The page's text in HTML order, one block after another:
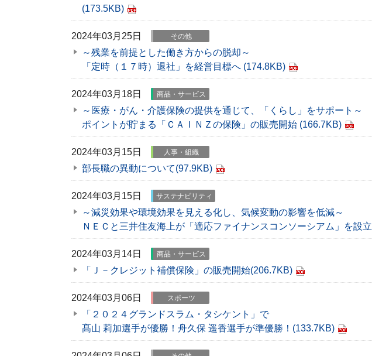
(173.5KB)
2024年03月25日 その他
～残業を前提とした働き方からの脱却～
「定時（１７時）退社」を経営目標へ (174.8KB)
2024年03月18日 商品・サービス
～医療・がん・介護保険の提供を通じて、「くらし」をサポート～
ポイントが貯まる「ＣＡＩＮＺの保険」の販売開始 (166.7KB)
2024年03月15日 人事・組織
部長職の異動について(97.9KB)
2024年03月15日 サステナビリティ
～減災効果や環境効果を見える化し、気候変動の影響を低減～
ＮＥＣと三井住友海上が「適応ファイナンスコンソーシアム」を設立
2024年03月14日 商品・サービス
「Ｊ－クレジット補償保険」の販売開始(206.7KB)
2024年03月06日 スポーツ
「２０２４グランドスラム・タシケント」で
髙山 莉加選手が優勝！舟久保 遥香選手が準優勝！ (133.7KB)